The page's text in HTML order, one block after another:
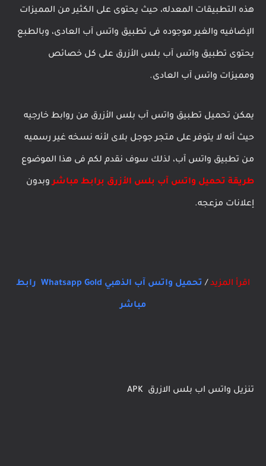
هذه التطبيقات المعدله، حيث يحتوى على الكثير من المميزات
الإضافيه والغير موجوده فى تطبيق واتس آب العادى، وبالطبع
يحتوى تطبيق واتس آب بلس الأزرق على كل خصائص
ومميزات واتس آب العادى.
يمكن تحميل تطبيق واتس آب بلس الأزرق من روابط خارجيه
حيث أنه لا يتوفر على متجر جوجل بلاى لأنه نسخه غير رسميه
من تطبيق واتس آب، لذلك سوف نقدم لكم فى هذا الموضوع
طريقة تحميل واتس آب بلس الأزرق برابط مباشروبدون
إعلانات مزعجه.
اقرأ المزيد / تحميل واتس آب الذهبي Whatsapp Gold رابط
مباشر
تنزيل واتس اب بلس الازرق APK